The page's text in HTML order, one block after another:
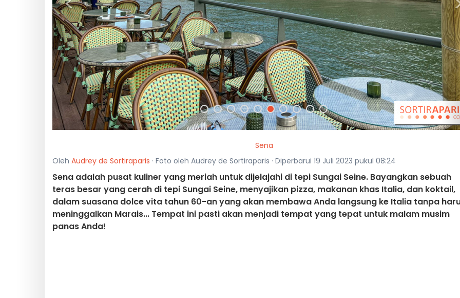
Sena
Oleh Audrey de Sortiraparis · Foto oleh Audrey de Sortiraparis · Diperbarui 19 Juli 2023 pukul 08:24
Sena adalah pusat kuliner yang meriah untuk dijelajahi di tepi Sungai Seine. Bayangkan sebuah
teras besar yang cerah di tepi Sungai Seine, menyajikan pizza, makanan khas Italia, dan koktail,
dalam suasana dolce vita tahun 60-an yang akan membawa Anda langsung ke Italia tanpa
meninggalkan Marais... Tempat ini pasti akan menjadi tempat yang tepat untuk malam musim
panas Anda!